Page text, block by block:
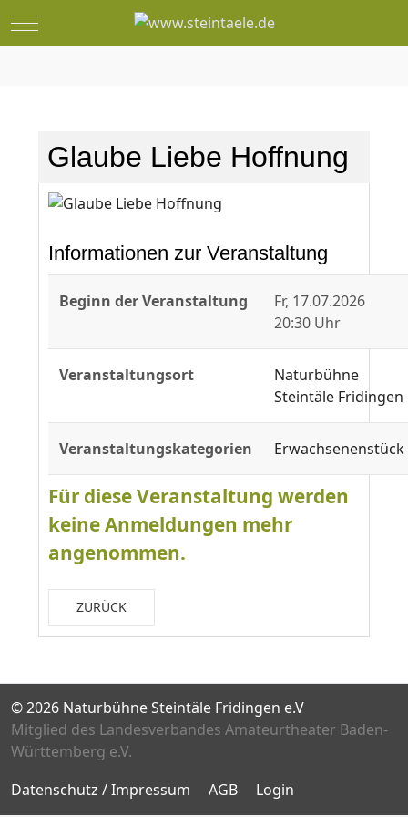
Mobile Menu Toggle
Glaube Liebe Hoffnung
Informationen zur Veranstaltung
Beginn der Veranstaltung
Fr, 17.07.2026
20:30 Uhr
Veranstaltungsort
Naturbühne
Steintäle Fridingen
Veranstaltungskategorien Erwachsenenstück
Für diese Veranstaltung werden
keine Anmeldungen mehr
angenommen.
ZURÜCK
© 2026 Naturbühne Steintäle Fridingen e.V
Mitglied des Landesverbandes Amateurtheater Baden-
Württemberg e.V.
Datenschutz / Impressum
AGB Login